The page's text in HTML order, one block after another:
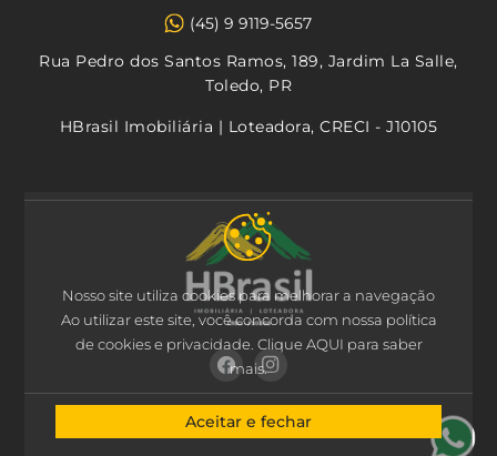
(45) 9 9119-5657
Rua Pedro dos Santos Ramos, 189, Jardim La Salle,
Toledo, PR
HBrasil Imobiliária | Loteadora, CRECI - J10105
Nosso site utiliza cookies para melhorar a navegação
Ao utilizar este site, você concorda com nossa política
de cookies e privacidade. Clique AQUI para saber
mais.
Aceitar e fechar